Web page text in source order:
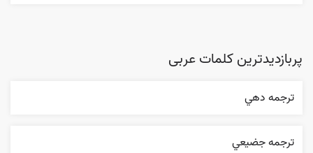
پربازدیدترین کلمات عربی
ترجمه دهي
ترجمه جضيعي